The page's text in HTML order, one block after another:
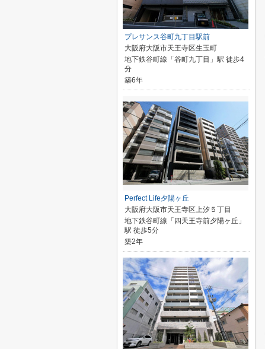
プレサンス谷町九丁目駅前
大阪府大阪市天王寺区生玉町
地下鉄谷町線「谷町九丁目」駅 徒歩4
分
築6年
Perfect Life夕陽ヶ丘
大阪府大阪市天王寺区上汐５丁目
地下鉄谷町線「四天王寺前夕陽ヶ丘」
駅 徒歩5分
築2年